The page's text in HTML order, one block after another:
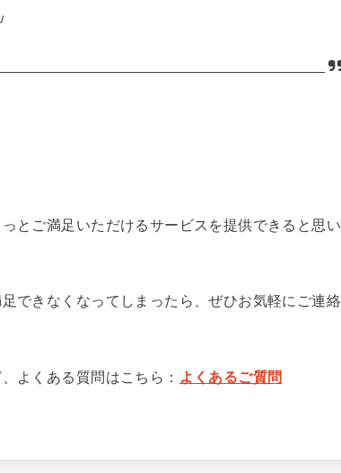
とご満足いただけるサービスを提供できると思い
できなくなってしまったら、ぜひお気軽にご連絡
よくある質問はこちら： よくあるご質問